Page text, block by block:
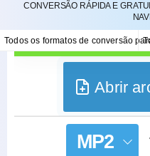
CONVERSÃO RÁPIDA E
Todos os formatos de conversão
Abrir
MP2